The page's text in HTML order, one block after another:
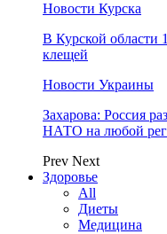
Новости Курска
В Курской области
клещей
Новости Украины
Захарова: Россия
НАТО на любой
Prev Next
Здоровье
All
Диеты
Медицина